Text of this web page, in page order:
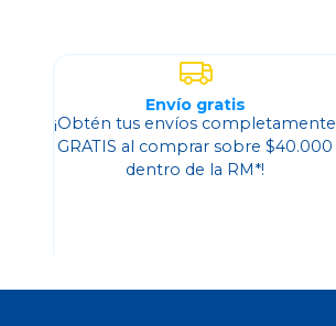
Envío gratis
¡Obtén tus envíos completamente
GRATIS al comprar sobre $40.000
dentro de la RM*!